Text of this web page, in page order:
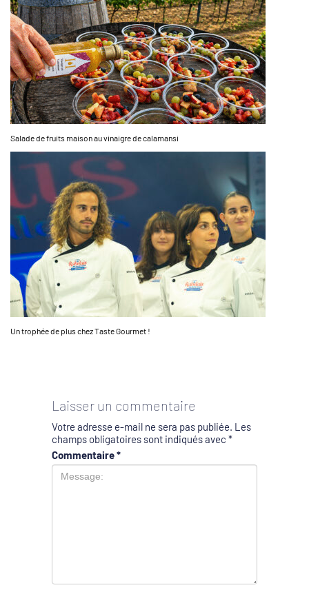
Salade de fruits maison au vinaigre de calamansi
Un trophée de plus chez Taste Gourmet !
Laisser un commentaire
Votre adresse e-mail ne sera pas publiée. Les
champs obligatoires sont indiqués avec *
Commentaire*